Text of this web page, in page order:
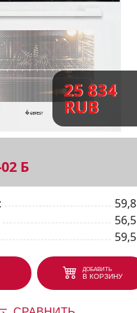
свободно
высоким
конструкции.
и
обеспечивая
и не
медленного
25 834
RUB
Б
59,8
56,5
59,5
ДОБАВИТЬ
В КОРЗИНУ